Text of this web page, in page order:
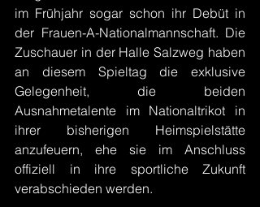
im Frühjahr sogar schon ihr Debüt in
der Frauen-A-Nationalmannschaft. Die
Zuschauer in der Halle Salzweg haben
an diesem Spieltag die exklusive
Gelegenheit, die beiden
Ausnahmetalente im Nationaltrikot in
ihrer bisherigen Heimspielstätte
anzufeuern, ehe sie im Anschluss
offiziell in ihre sportliche Zukunft
verabschieden werden.